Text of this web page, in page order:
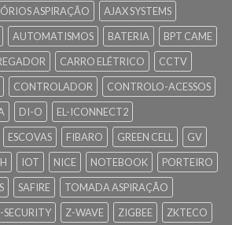
ASPIRAÇÃO
AJAX SYSTEMS
AUTOMATISMOS BATERIA
BPT CAME
CARRO ELÉTRICO
CCTV
CONTROLADOR
CONTROLO-ACESSOS
DI-O
EL-ICONNECT2
ESCOVAS FIBARO GREEN CELL
GV
IOT NICE NOTEBOOK
PORTEIRO
SAFIRE
TOMADA ASPIRAÇÃO
SECURITY Z-WAVE ZIGBEE
ZKTECO